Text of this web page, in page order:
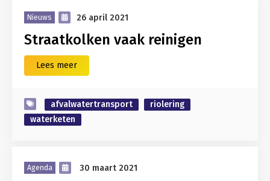
Nieuws 26 april 2021
Straatkolken vaak reinigen
Lees meer
afvalwatertransport
riolering
waterketen
Agenda 30 maart 2021